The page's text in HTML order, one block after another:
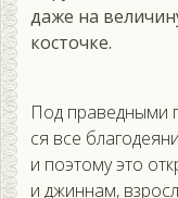
даже на
косточке.
Под пра­вед­ны­ми
ся все
и по­это­му это
и джин­нам,